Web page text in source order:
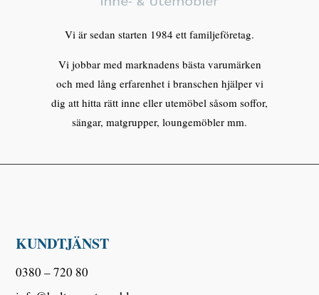
Vi är sedan starten 1984 ett familjeföretag.
Vi jobbar med marknadens bästa varumärken
och med lång erfarenhet i branschen hjälper vi
dig att hitta rätt inne eller utemöbel såsom soffor,
sängar, matgrupper, loungemöbler mm.
KUNDTJÄNST
0380 – 720 80